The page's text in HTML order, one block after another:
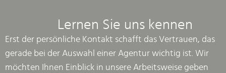
Lernen Sie uns kennen
Erst der persönliche Kontakt schafft das Vertrauen, das
gerade bei der Auswahl einer Agentur wichtig ist. Wir
möchten Ihnen Einblick in unsere Arbeitsweise geben